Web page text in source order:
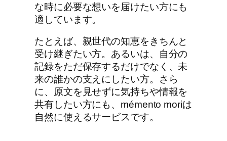
な時に必要な想いを届けたい方にも
適しています。
たとえば、親世代の知恵をきちんと
受け継ぎたい方。あるいは、自分の
記録をただ保存するだけでなく、未
来の誰かの支えにしたい方。さら
に、原文を見せずに気持ちや情報を
共有したい方にも、mémento moriは
自然に使えるサービスです。